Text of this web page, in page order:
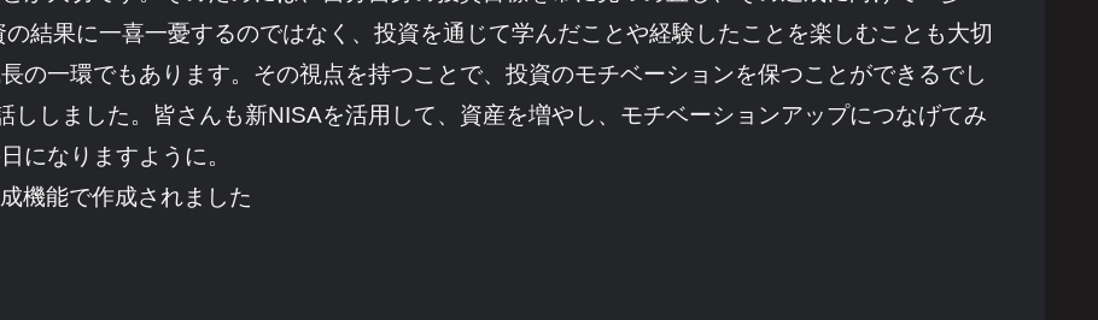
結果に一喜一憂するのではなく、投資を通じて学んだことや経験したことを楽しむことも大切
の一環でもあります。その視点を持つことで、投資のモチベーションを保つことができるでし
ししました。皆さんも新NISAを活用して、資産を増やし、モチベーションアップにつなげてみ
になりますように。
機能で作成されました